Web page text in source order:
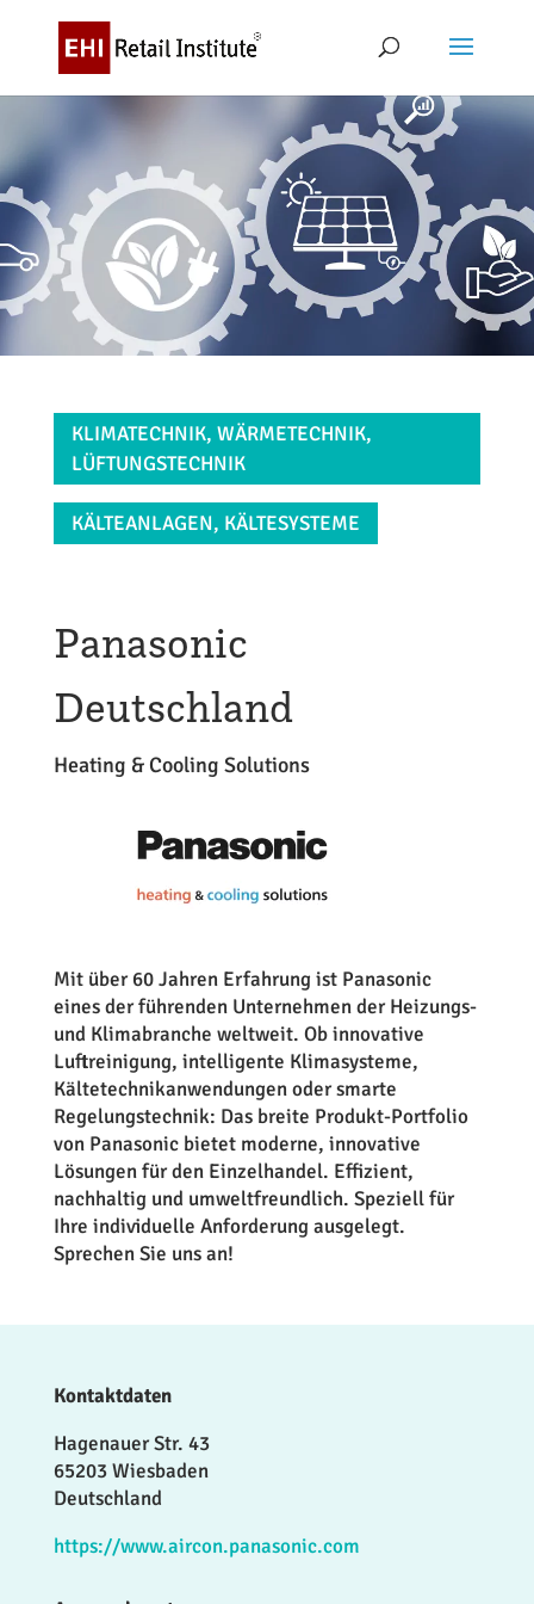
KLIMATECHNIK, WÄRMETECHNIK,
LÜFTUNGSTECHNIK
KÄLTEANLAGEN, KÄLTESYSTEME
Panasonic
Deutschland
Heating & Cooling Solutions
Mit über 60 Jahren Erfahrung ist Panasonic
eines der führenden Unternehmen der Heizungs-
und Klimabranche weltweit. Ob innovative
Luftreinigung, intelligente Klimasysteme,
Kältetechnikanwendungen oder smarte
Regelungstechnik: Das breite Produkt-Portfolio
von Panasonic bietet moderne, innovative
Lösungen für den Einzelhandel. Effizient,
nachhaltig und umweltfreundlich. Speziell für
Ihre individuelle Anforderung ausgelegt.
Sprechen Sie uns an!
Kontaktdaten
Hagenauer Str. 43
65203 Wiesbaden
Deutschland
https://www.aircon.panasonic.com